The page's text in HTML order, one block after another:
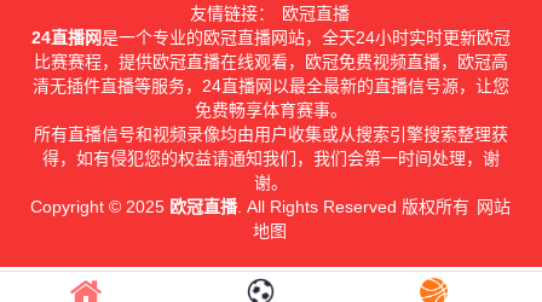
友情链接：
欧冠直播
24直播网是一个专业的欧冠直播网站，全天24小时实时更新欧冠
比赛赛程，提供欧冠直播在线观看，欧冠免费视频直播，欧冠高
清无插件直播等服务，24直播网以最全最新的直播信号源，让您
免费畅享体育赛事。
所有直播信号和视频录像均由用户收集或从搜索引擎搜索整理获
得，如有侵犯您的权益请通知我们，我们会第一时间处理，谢
谢。
Copyright © 2025 欧冠直播. All Rights Reserved 版权所有 网站
地图